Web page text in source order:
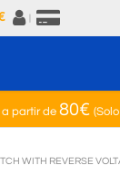
partir de 80€
WITH REVERSE